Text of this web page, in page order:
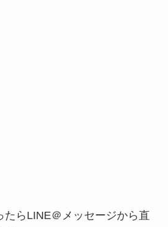
たらLINE＠メッセージから直